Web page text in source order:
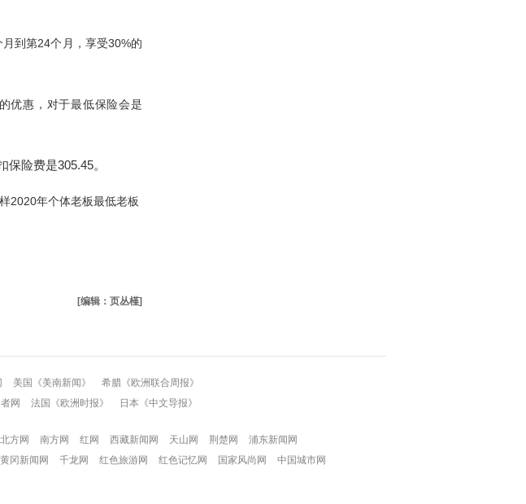
到第24个月，享受30%的
优惠，对于最低保险会是
保险费是305.45。
2020年个体老板最低老板
[编辑：页丛槿]
美国《美南新闻》
希腊《欧洲联合周报》
网 法国《欧洲时报》 日本《中文导报》
北方网 南方网 红网 西藏新闻网 天山网 荆楚网
浦东新闻网
黄冈新闻网
千龙网 红色旅游网 红色记忆网 国家风尚网 中国城市网